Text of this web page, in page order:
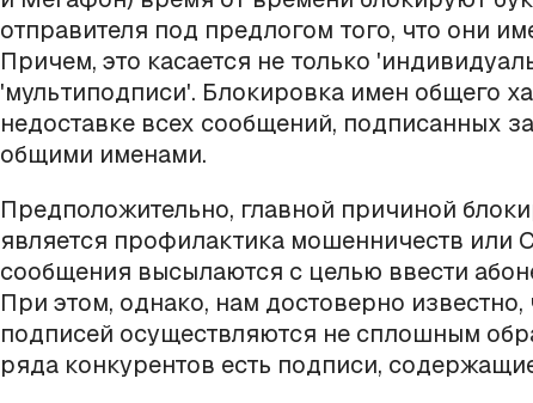
отправителя под предлогом того, что они
Причем, это касается не только
'мультиподписи'. Блокировка имен общего
недоставке всех сообщений, подписанных
общими именами.
Предположительно, главной причиной
является профилактика мошенничеств или
сообщения высылаются с целью ввести
При этом, однако, нам достоверно известно,
подписей осуществляются не сплошным
ряда конкурентов есть подписи,